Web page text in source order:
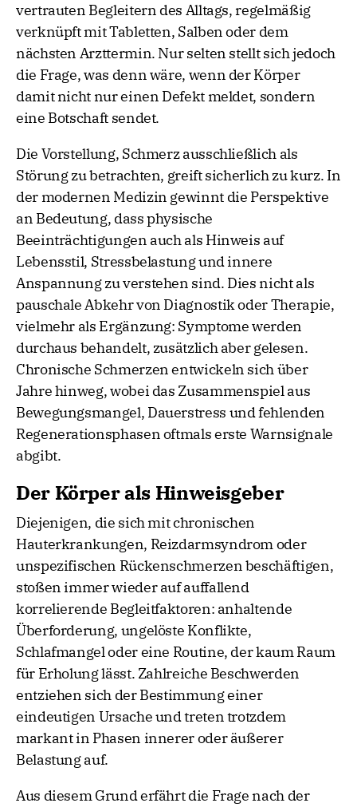
vertrauten Begleitern des Alltags, regelmäßig
verknüpft mit Tabletten, Salben oder dem
nächsten Arzttermin. Nur selten stellt sich jedoch
die Frage, was denn wäre, wenn der Körper
damit nicht nur einen Defekt meldet, sondern
eine Botschaft sendet.
Die Vorstellung, Schmerz ausschließlich als
Störung zu betrachten, greift sicherlich zu kurz. In
der modernen Medizin gewinnt die Perspektive
an Bedeutung, dass physische
Beeinträchtigungen auch als Hinweis auf
Lebensstil, Stressbelastung und innere
Anspannung zu verstehen sind. Dies nicht als
pauschale Abkehr von Diagnostik oder Therapie,
vielmehr als Ergänzung: Symptome werden
durchaus behandelt, zusätzlich aber gelesen.
Chronische Schmerzen entwickeln sich über
Jahre hinweg, wobei das Zusammenspiel aus
Bewegungsmangel, Dauerstress und fehlenden
Regenerationsphasen oftmals erste Warnsignale
abgibt.
Der Körper als Hinweisgeber
Diejenigen, die sich mit chronischen
Hauterkrankungen, Reizdarmsyndrom oder
unspezifischen Rückenschmerzen beschäftigen,
stoßen immer wieder auf auffallend
korrelierende Begleitfaktoren: anhaltende
Überforderung, ungelöste Konflikte,
Schlafmangel oder eine Routine, der kaum Raum
für Erholung lässt. Zahlreiche Beschwerden
entziehen sich der Bestimmung einer
eindeutigen Ursache und treten trotzdem
markant in Phasen innerer oder äußerer
Belastung auf.
Aus diesem Grund erfährt die Frage nach der